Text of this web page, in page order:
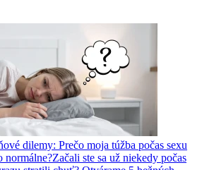
dilemy: Prečo moja túžba počas sexu
normálne?Začali ste sa už niekedy počas